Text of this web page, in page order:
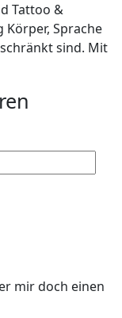
Tattoo &
Körper, Sprache
sind. Mit
mir doch einen